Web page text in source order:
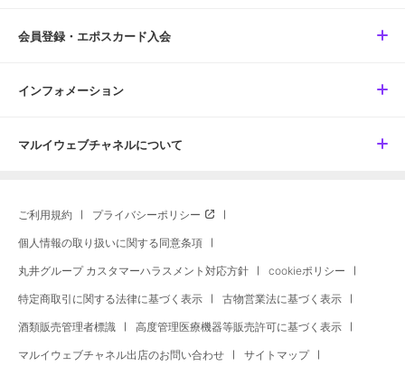
会員登録・エポスカード入会
インフォメーション
マルイウェブチャネルについて
ご利用規約 プライバシーポリシー
個人情報の取り扱いに関する同意条項
丸井グループ カスタマーハラスメント対応方針 cookieポリシー
特定商取引に関する法律に基づく表示 古物営業法に基づく表示
酒類販売管理者標識 高度管理医療機器等販売許可に基づく表示
マルイウェブチャネル出店のお問い合わせ サイトマップ